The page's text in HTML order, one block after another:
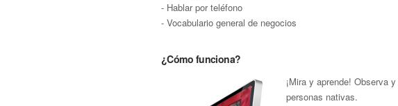
- Hablar por teléfono
- Vocabulario general de negocios
¿Cómo funciona?
¡Mira y aprende! Observa
personas nativas.